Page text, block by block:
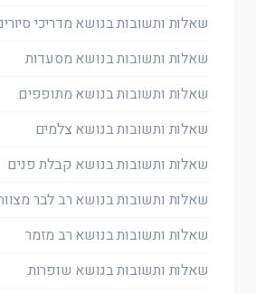
שאלות ותשובות בנושא מדריכי סיורים
שאלות ותשובות בנושא מסעדות
שאלות ותשובות בנושא מתופפים
שאלות ותשובות בנושא צלמים
שאלות ותשובות בנושא קבלת פנים
שאלות ותשובות בנושא רב לבר מצווה
שאלות ותשובות בנושא רב מזמר
שאלות ותשובות בנושא שופרות